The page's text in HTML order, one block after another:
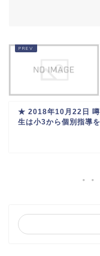
★ 2018年10月22日 噂
生は小3から個別指導